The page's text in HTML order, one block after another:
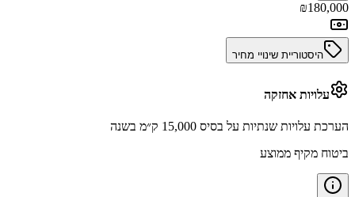
₪180,000
היסטוריית שינויי מחיר
עלויות אחזקה
הערכת עלויות שנתיות על בסיס 15,000 ק״מ בשנה
ביטוח מקיף ממוצע